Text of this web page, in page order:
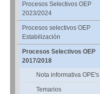
Procesos Selectivos OEP
2023/2024
Procesos selectivos OEP
Estabilización
Procesos Selectivos OEP
2017/2018
Nota informativa OPE's
Temarios